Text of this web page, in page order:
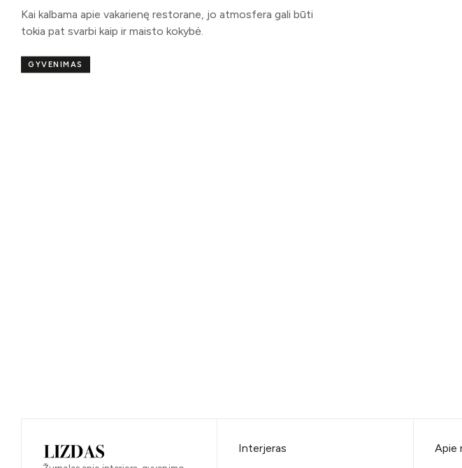
Kai kalbama apie vakarienę restorane, jo atmosfera gali būti
tokia pat svarbi kaip ir maisto kokybė.
GYVENIMAS
Interjeras Apie